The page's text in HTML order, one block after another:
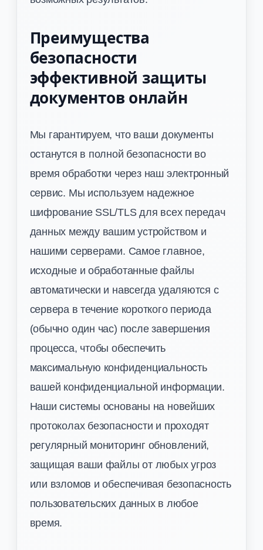
Преимущества
безопасности
эффективной защиты
документов онлайн
Мы гарантируем, что ваши документы
останутся в полной безопасности во
время обработки через наш электронный
сервис. Мы используем надежное
шифрование SSL/TLS для всех передач
данных между вашим устройством и
нашими серверами. Самое главное,
исходные и обработанные файлы
автоматически и навсегда удаляются с
сервера в течение короткого периода
(обычно один час) после завершения
процесса, чтобы обеспечить
максимальную конфиденциальность
вашей конфиденциальной информации.
Наши системы основаны на новейших
протоколах безопасности и проходят
регулярный мониторинг обновлений,
защищая ваши файлы от любых угроз
или взломов и обеспечивая безопасность
пользовательских данных в любое
время.